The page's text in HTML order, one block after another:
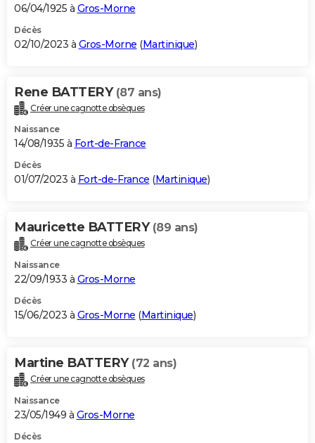
06/04/1925 à Gros-Morne
Décès
02/10/2023 à Gros-Morne (Martinique)
Rene BATTERY (87 ans)
Créer une cagnotte obsèques
Naissance
14/08/1935 à Fort-de-France
Décès
01/07/2023 à Fort-de-France (Martinique)
Mauricette BATTERY (89 ans)
Créer une cagnotte obsèques
Naissance
22/09/1933 à Gros-Morne
Décès
15/06/2023 à Gros-Morne (Martinique)
Martine BATTERY (72 ans)
Créer une cagnotte obsèques
Naissance
23/05/1949 à Gros-Morne
Décès